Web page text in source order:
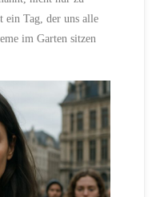
ein Tag, der uns alle
im Garten sitzen